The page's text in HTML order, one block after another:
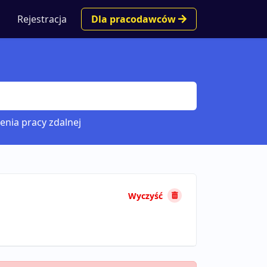
Rejestracja Dla pracodawców
pracy zdalnej
Wyczyść